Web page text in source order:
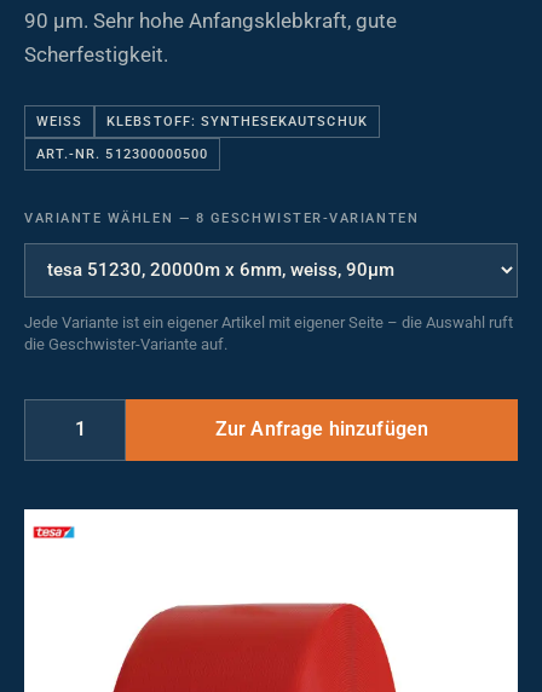
90 µm. Sehr hohe Anfangsklebkraft, gute
Scherfestigkeit.
WEISS KLEBSTOFF: SYNTHESEKAUTSCHUK
ART.-NR. 512300000500
VARIANTE WÄHLEN — 8 GESCHWISTER-VARIANTEN
Jede Variante ist ein eigener Artikel mit eigener Seite – die Auswahl ruft
die Geschwister-Variante auf.